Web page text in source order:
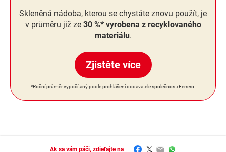
Skleněná nádoba, kterou se chystáte znovu použít, je
v průměru již ze 30 %* vyrobena z recyklovaného
materiálu.
Zjistěte více
*Roční průměr vypočítaný podle prohlášení dodavatele společnosti Ferrero.
Ak sa vám páči, zdieľajte na Facebook
Twitter
EmailWhatsApp